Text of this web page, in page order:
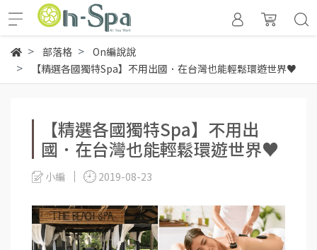
部落格
On編說說
【精選各國獨特Spa】不用出國．在台灣也能輕鬆環遊世界♥
【精選各國獨特Spa】不用出
國．在台灣也能輕鬆環遊世界♥
小編 2019-08-23